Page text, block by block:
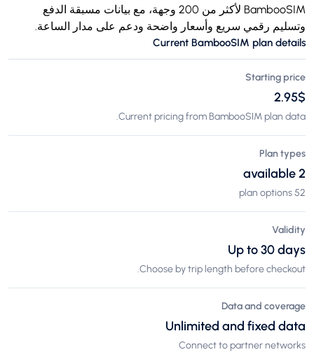
BambooSIM لأكثر من 200 وجهة، مع بيانات مسبقة الدفع
وتسليم رقمي سريع وأسعار واضحة ودعم على مدار الساعة.
Current BambooSIM plan details
Starting price
$‏2.95
Current pricing from BambooSIM plan data.
Plan types
2 available
52 plan options
Validity
Up to 30 days
Choose by trip length before checkout.
Data and coverage
Unlimited and fixed data
Connect to partner networks